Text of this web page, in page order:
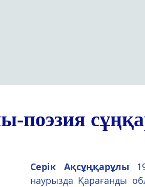
поэзия
Серік Ақсұңқарұлы
наурызда Қарағанды